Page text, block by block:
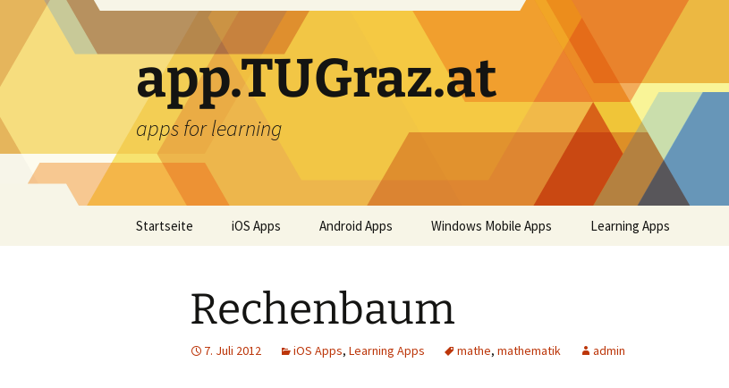
Inhalt
springen
app.TUGraz.at
apps for learning
Startseite iOS Apps Android Apps Windows Mobile Apps Learning Apps
Rechenbaum
7. Juli 2012 iOS Apps, Learning Apps mathe, mathematik admin